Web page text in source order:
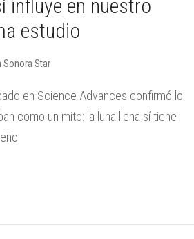
influye en nuestro
estudio
Sonora Star
en Science Advances confirmó lo
como un mito: la luna llena sí tiene